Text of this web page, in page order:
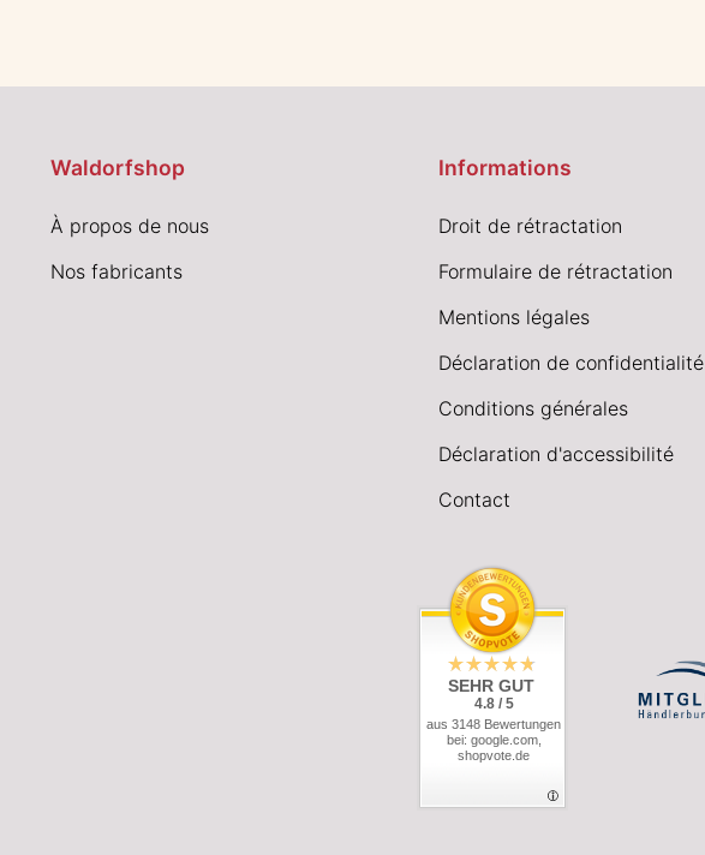
Waldorfshop
À propos de nous
Nos fabricants
Informations
Droit de rétractation
Formulaire de rétractation
Mentions légales
Déclaration de confidentialité
Conditions générales
Déclaration d'accessibilité
Contact
SEHR GUT
4.8 / 5
aus 3148 Bewertungen
bei: google.com,
shopvote.de